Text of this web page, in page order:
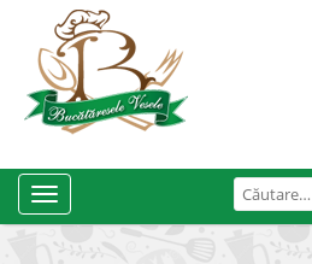
Caută
după:
Toggle
Navigation